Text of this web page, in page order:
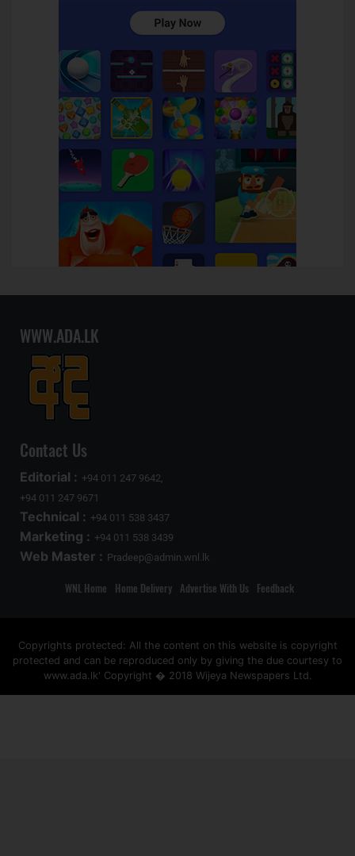
WWW.ADA.LK
Contact Us
Editorial : +94 011 247 9642,
+94 011 247 9671
Technical : +94 011 538 3437
Marketing : +94 011 538 3439
Web Master : Pradeep@admin.wnl.lk
WNL Home Home Delivery Advertise With Us Feedback
Copyrights protected: All the content on this website is copyright
protected and can be reproduced only by giving the due courtesy to
www.ada.lk' Copyright � 2018 Wijeya Newspapers Ltd.